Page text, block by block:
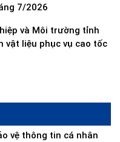
7/2026
và Môi trường tỉnh
vật liệu phục vụ cao tốc
vệ thông tin cá nhân